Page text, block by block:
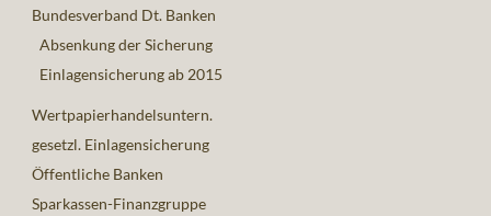
Bundesverband Dt. Banken
Absenkung der Sicherung
Einlagensicherung ab 2015
Wertpapierhandelsuntern.
gesetzl. Einlagensicherung
Öffentliche Banken
Sparkassen-Finanzgruppe